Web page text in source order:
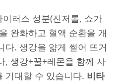
이러스 성분(진저롤, 쇼가
완화하고 혈액 순환을 개
다. 생강을 얇게 썰어 뜨거
, 생강+꿀+레몬을 함께 사
기대할 수 있습니다. 비타